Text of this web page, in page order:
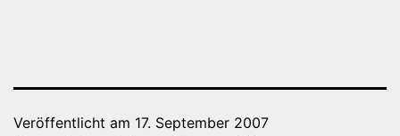
Veröffentlicht am 17. September 2007